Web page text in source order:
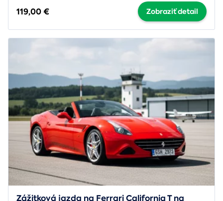
119,00 € Zobraziť detail
Zážitková jazda na Ferrari California T na